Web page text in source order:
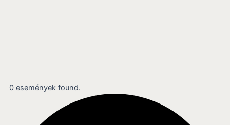
0 események found.